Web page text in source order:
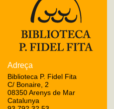
Adreça
Biblioteca P. Fidel Fita
C/ Bonaire, 2
08350 Arenys de Mar
Catalunya